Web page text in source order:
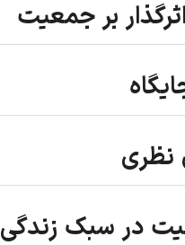
بر جمعیت
نظری
در سبک زندگی